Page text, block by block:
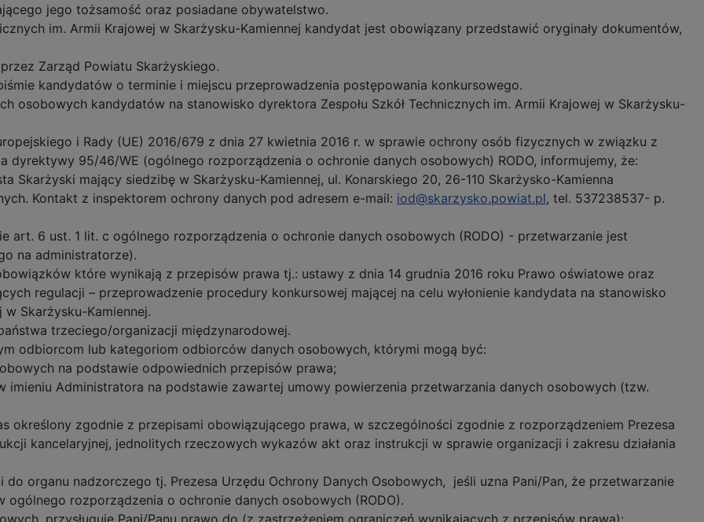
jego tożsamość oraz posiadane obywatelstwo.
im. Armii Krajowej w Skarżysku-Kamiennej kandydat jest obowiązany przedstawić oryginały dokumentów,
Zarząd Powiatu Skarżyskiego.
kandydatów o terminie i miejscu przeprowadzenia postępowania konkursowego.
osobowych kandydatów na stanowisko dyrektora Zespołu Szkół Technicznych im. Armii Krajowej w Skarżysku-
i Rady (UE) 2016/679 z dnia 27 kwietnia 2016 r. w sprawie ochrony osób fizycznych w związku z
dyrektywy 95/46/WE (ogólnego rozporządzenia o ochronie danych osobowych) RODO, informujemy, że:
Skarżyski mający siedzibę w Skarżysku-Kamiennej, ul. Konarskiego 20, 26-110 Skarżysko-Kamienna
Kontakt z inspektorem ochrony danych pod adresem e-mail: iod@skarzysko.powiat.pl, tel. 537238537- p.
art. 6 ust. 1 lit. c ogólnego rozporządzenia o ochronie danych osobowych (RODO) - przetwarzanie jest
na administratorze).
które wynikają z przepisów prawa tj.: ustawy z dnia 14 grudnia 2016 roku Prawo oświatowe oraz
regulacji – przeprowadzenie procedury konkursowej mającej na celu wyłonienie kandydata na stanowisko
w Skarżysku-Kamiennej.
trzeciego/organizacji międzynarodowej.
odbiorcom lub kategoriom odbiorców danych osobowych, którymi mogą być:
na podstawie odpowiednich przepisów prawa;
imieniu Administratora na podstawie zawartej umowy powierzenia przetwarzania danych osobowych (tzw.
określony zgodnie z przepisami obowiązującego prawa, w szczególności zgodnie z rozporządzeniem Prezesa
kancelaryjnej, jednolitych rzeczowych wykazów akt oraz instrukcji w sprawie organizacji i zakresu działania
do organu nadzorczego tj. Prezesa Urzędu Ochrony Danych Osobowych, jeśli uzna Pani/Pan, że przetwarzanie
rozporządzenia o ochronie danych osobowych (RODO).